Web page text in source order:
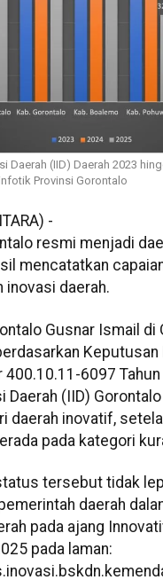
Daerah (IID) Daerah 2023
Provinsi Gorontalo
-
resmi menjadi
mencatatkan
inovasi daerah.
Gusnar Ismail di
Keputusan
6097 Tahun
Daerah (IID)
daerah inovatif,
pada kategori
tersebut tidak
daerah
pada ajang
pada laman: